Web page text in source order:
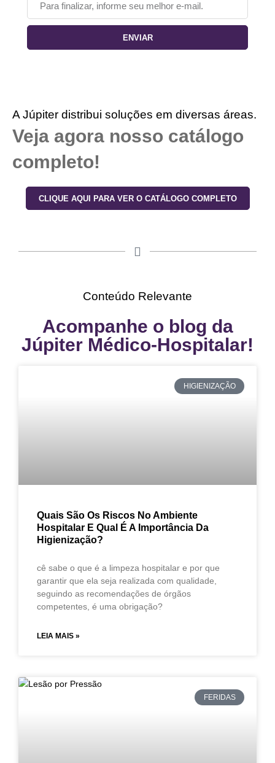
ENVIAR
A Júpiter distribui soluções em diversas áreas.
Veja agora nosso catálogo
completo!
CLIQUE AQUI PARA VER O CATÁLOGO COMPLETO
Conteúdo Relevante
Acompanhe o blog da
Júpiter Médico-Hospitalar!
HIGIENIZAÇÃO
Quais São Os Riscos No Ambiente
Hospitalar E Qual É A Importância Da
Higienização?
cê sabe o que é a limpeza hospitalar e por que
garantir que ela seja realizada com qualidade,
seguindo as recomendações de órgãos
competentes, é uma obrigação?
LEIA MAIS »
FERIDAS